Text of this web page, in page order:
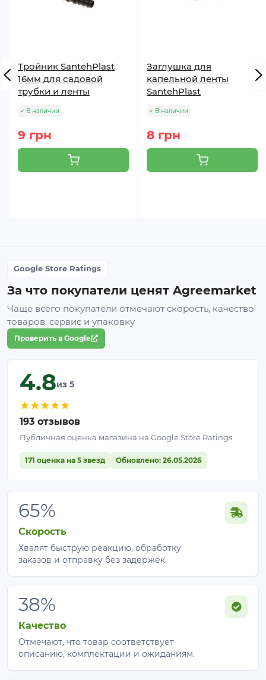
Тройник SantehPlast
16мм для садовой
трубки и ленты
В наличии
9 грн
Заглушка для
капельной ленты
SantehPlast
В наличии
8 грн
Google Store Ratings
За что покупатели ценят Agreemarket
Чаще всего покупатели отмечают скорость, качество
товаров, сервис и упаковку
Проверить в Google
4.8из 5
★★★★★
193 отзывов
Публичная оценка магазина на Google Store Ratings
171 оценка на 5 звезд Обновлено: 26.05.2026
65%
Скорость
Хвалят быструю реакцию, обработку
заказов и отправку без задержек.
38%
Качество
Отмечают, что товар соответствует
описанию, комплектации и ожиданиям.